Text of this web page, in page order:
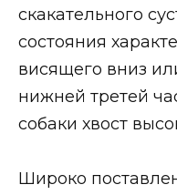
скакательного
состояния
висящего вниз
нижней третей
собаки хвост
Широко